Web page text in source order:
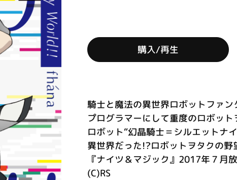
購入/再生
騎士と魔法の異世界ロボットファ
プログラマーにして重度のロボッ
ロボット“幻晶騎士＝シルエットナ
異世界だった!?ロボットヲタクの
『ナイツ＆マジック』2017年７月
(C)RS